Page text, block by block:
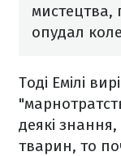
мистецтва,
опудал
Тоді Емілі
деякі
тварин, то